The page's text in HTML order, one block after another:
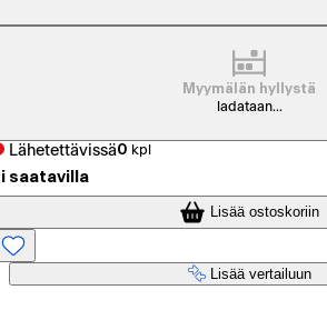
Myymälän hyllystä
ladataan...
Lähetettävissä0 kpl
saatavilla
Lisää ostoskoriin
Lisää vertailuun